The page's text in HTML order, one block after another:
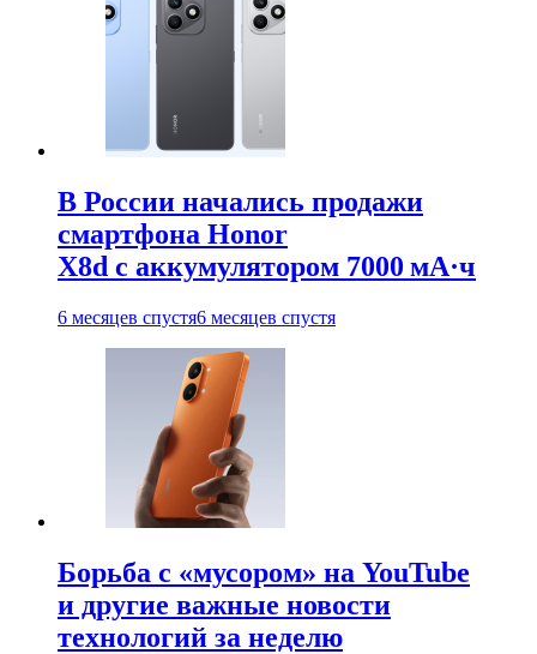
В России начались продажи
смартфона Honor
X8d с аккумулятором 7000 мА·ч
6 месяцев спустя6 месяцев спустя
Борьба с «мусором» на YouTube
и другие важные новости
технологий за неделю